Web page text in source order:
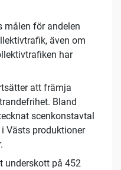
målen för andelen
även om
har
att främja
Bland
scenkonstavtal
Västs produktioner
underskott på 452